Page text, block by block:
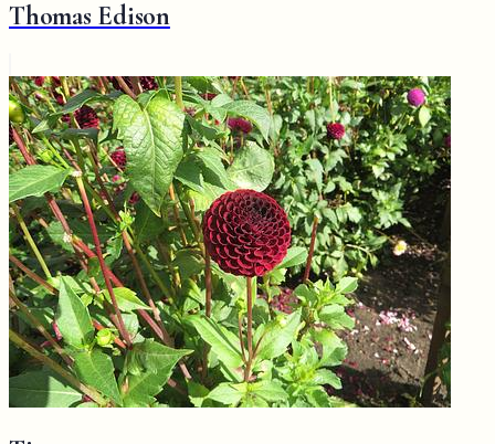
Thomas Edison